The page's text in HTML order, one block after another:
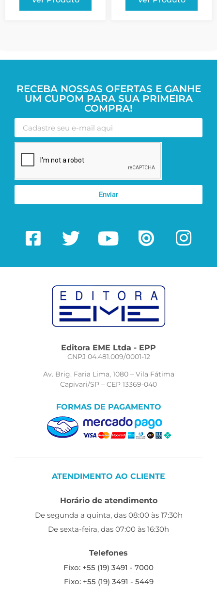
RECEBA NOSSAS OFERTAS E GANHE
UM CUPOM PARA SUA PRIMEIRA
COMPRA!
Enviar
Editora EME Ltda - EPP
CNPJ 04.481.009/0001-12
Av. Brig. Faria Lima, 1080 – Vila Fátima
Capivari/SP – CEP 13369-040
FORMAS DE PAGAMENTO
ATENDIMENTO AO CLIENTE
Horário de atendimento
De segunda a quinta, das 08:00 às 17:30h
De sexta-feira, das 07:00 às 16:30h
Telefones
Fixo: +55 (19) 3491 - 7000
Fixo: +55 (19) 3491 - 5449